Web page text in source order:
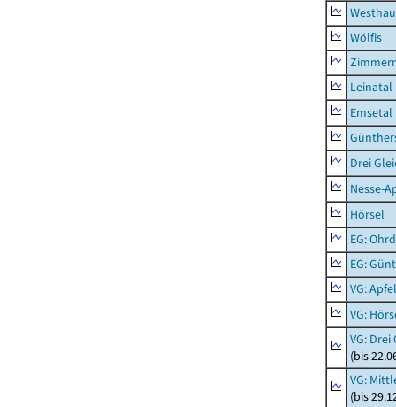
Wölfis
Leinatal
Emsetal
Drei
Nesse-
Hörsel
EG:
EG:
VG:
VG:
VG:
(bis
VG:
(bis